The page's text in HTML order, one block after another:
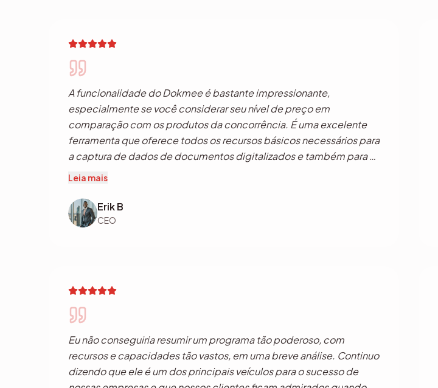
A funcionalidade do Dokmee é bastante impressionante,
especialmente se você considerar seu nível de preço em
comparação com os produtos da concorrência. É uma excelente
ferramenta que oferece todos os recursos básicos necessários para
a captura de dados de documentos digitalizados e também para o
gerenciamento de arquivos digitais existentes, incluindo funções
Dokmee, ele funciona como uma ferramenta completa de captura
de dados com separação automatizada de arquivos,
gerenciamento empresarial em um único aplicativo.
Leia mais
Erik B
CEO
Eu não conseguiria resumir um programa tão poderoso, com
recursos e capacidades tão vastos, em uma breve análise. Continuo
dizendo que ele é um dos principais veículos para o sucesso de